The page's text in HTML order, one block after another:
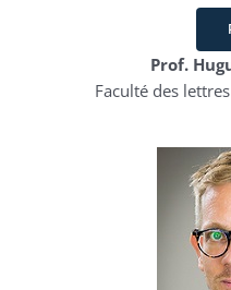
Prof.
Faculté des